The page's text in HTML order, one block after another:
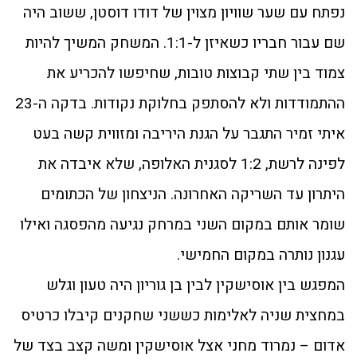
נפתח עם שער שוויון מצוין של דודו דוסטן, ששוב היה
שם עבור חבריו כשאיזן ל-1:1. המשחק המשיך להיות
צמוד בין שתי קבוצות טובות, שחיפשו להכריע את
ההתמודדות ולא להסתפק בחלוקת נקודות. בדקה ה-23
איתי זמיר התגבר על הגנת היריבה ומזווית קשה בעט
לפינה לרשת, 1:2 לסגנית האלופה, שלא איבדה את
היתרון עד השריקה האחרונה. הניצחון של הכתומים
שומר אותם במקום השני במרחק נגיעה מהפסגה ואילו
עגנון נותרה במקום החמישי.
המפגש בין אוסישקין לבין בן גוריון היה טעון וגלש
במחצית שניה לאלימות כששני שחקנים קיבלו כרטיס
אדום – נמרוד מחני אצל אוסישקין ומשה קצב בצד של